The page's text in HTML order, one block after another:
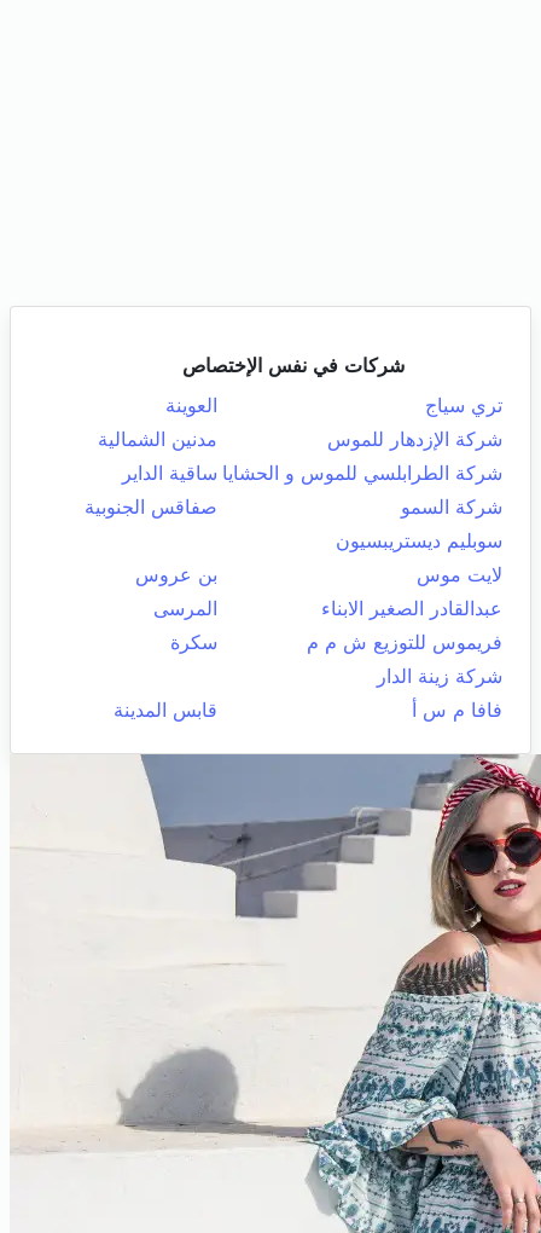
شركات في نفس الإختصاص
تري سياج
العوينة
شركة الإزدهار للموس
مدنين الشمالية
شركة الطرابلسي للموس و الحشايا ساقية الداير
شركة السمو
صفاقس الجنوبية
سوبليم ديستريبسيون
لايت موس
بن عروس
عبدالقادر الصغير الابناء
المرسى
فريموس للتوزيع ش م م
سكرة
شركة زينة الدار
فافا م س أ
قابس المدينة